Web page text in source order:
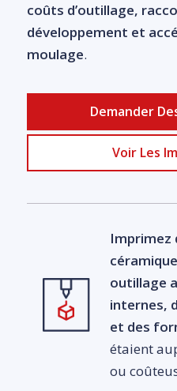
coûts d’outillage,
développement et
moulage.
Demander
Voir Les
Imprimez
outillage
internes,
et des
étaient
ou